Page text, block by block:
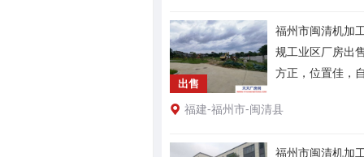
出售
福州市闽清机加
规工业区厂房出
方正，位置佳，
福建-福州市-闽清县
福州市闽清机加